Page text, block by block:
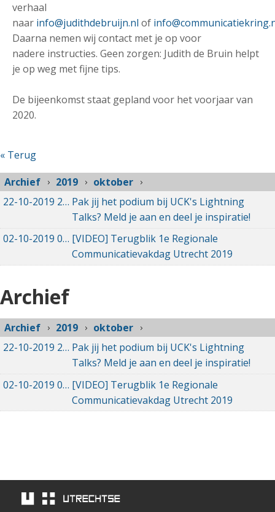
verhaal
naar info@judithdebruijn.nl of
Daarna nemen wij contact met je op voor
nadere instructies. Geen zorgen: Judith de Bruin helpt
je op weg met fijne tips.
De bijeenkomst staat gepland voor het voorjaar van
2020.
« Terug
Archief
2019
oktober
22-10-2019 22-10-2019 13:56
Pak jij het podium bij UCK's Lightning
Talks? Meld je aan en deel je inspiratie!
02-10-2019 02-10-2019 23:02
[VIDEO] Terugblik 1e Regionale
Communicatievakdag Utrecht 2019
Archief
Archief 2019
oktober
22-10-2019 22-10-2019 13:56
Pak jij het podium bij UCK's Lightning
Talks? Meld je aan en deel je inspiratie!
02-10-2019 02-10-2019 23:02
[VIDEO] Terugblik 1e Regionale
Communicatievakdag Utrecht 2019